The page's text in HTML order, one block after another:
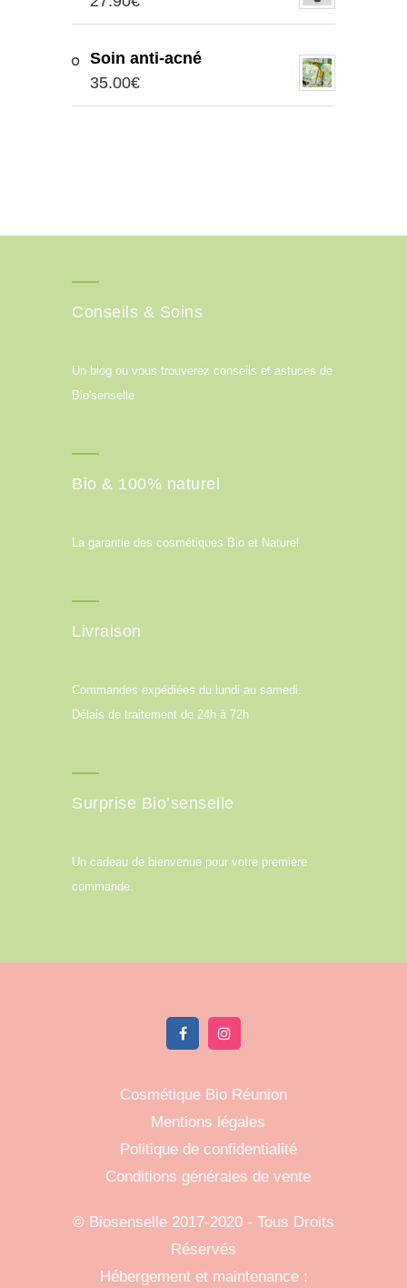
Soin anti-acné
35.00€
Conseils & Soins
Un blog ou vous trouverez conseils et astuces de
Bio'senselle
Bio & 100% naturel
La garantie des cosmétiques Bio et Naturel
Livraison
Commandes expédiées du lundi au samedi.
Délais de traitement de 24h à 72h
Surprise Bio’senselle
Un cadeau de bienvenue pour votre première
commande.
Cosmétique Bio Réunion
Mentions légales
Politique de confidentialité
Conditions générales de vente
© Biosenselle 2017-2020 - Tous Droits
Réservés
Hébergement et maintenance :